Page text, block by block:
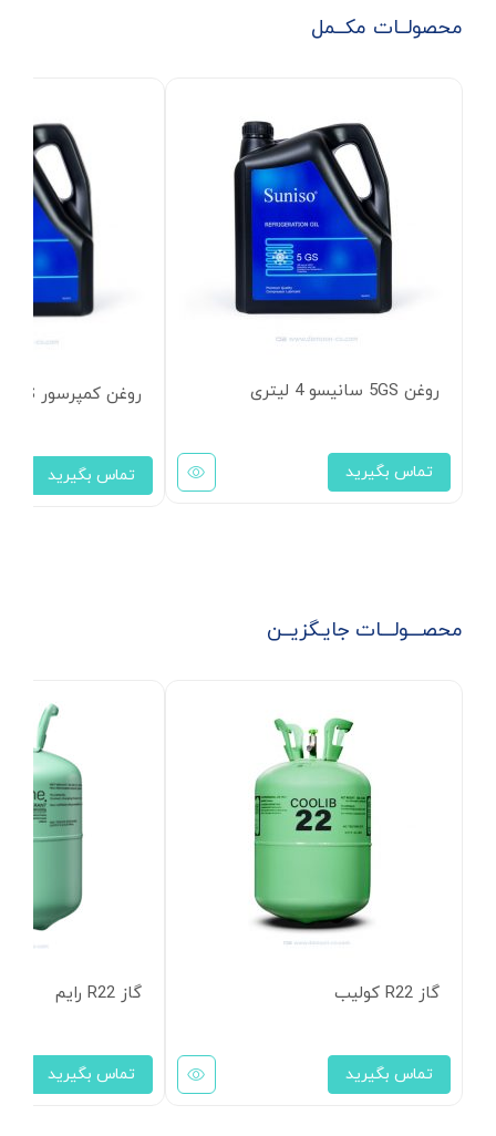
محصولــات مکــمل
روغن 5GS سانیسو 4 لیتری
تماس بگیرید
روغن کمپرسور 4GS سانیسو 4 لیتری
تماس بگیرید
محصـــولـــات جایـگزیــن
گاز R22 کولیب
تماس بگیرید
گاز R22 رایم
تماس بگیرید